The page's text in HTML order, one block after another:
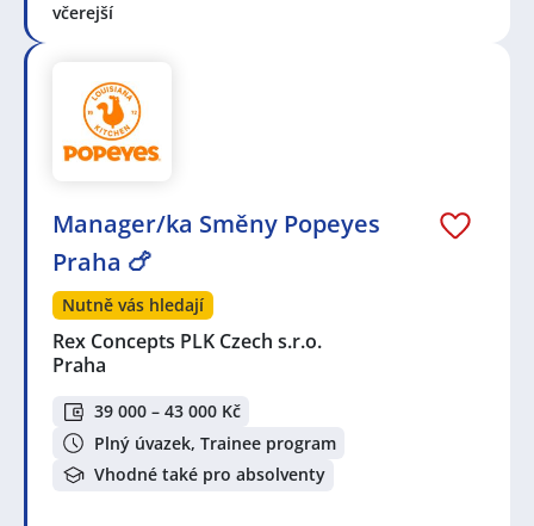
včerejší
Manager/ka Směny Popeyes
Praha 🍗
Nutně vás hledají
Rex Concepts PLK Czech s.r.o.
Praha
39 000 – 43 000 Kč
Plný úvazek, Trainee program
Vhodné také pro absolventy